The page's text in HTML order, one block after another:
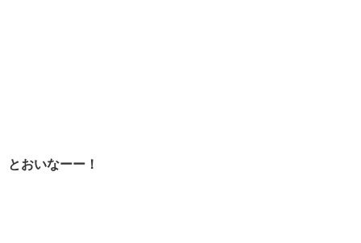
とおいなーー！